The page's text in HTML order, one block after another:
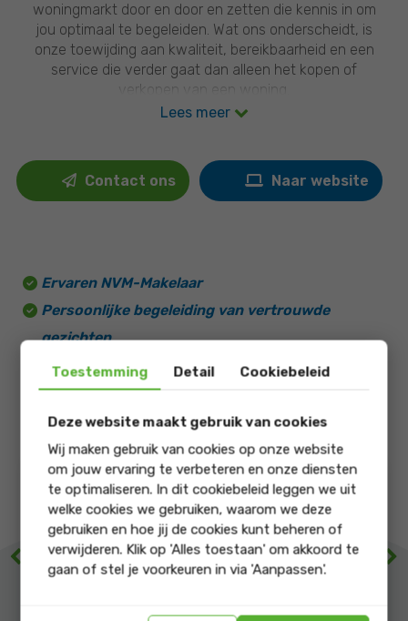
woningmarkt door en door en zetten die kennis in om
jou optimaal te begeleiden. Wat ons onderscheidt, is
onze toewijding aan kwaliteit, bereikbaarheid en een
service die verder gaat dan alleen het kopen of
verkopen van een woning.
Als NVM-makelaar werken wij volgens heldere
waarop je kunt vertrouwen. Tegelijk blijven we
betrokken en persoonlijk in onze aanpak. Dankzij onze
Lees meer
Contact ons Naar website
Ervaren NVM-Makelaar
Persoonlijke begeleiding van vertrouwde
gezichten
Actuele marktkennis én het beste resultaat
9.4
onze score op
Lokale
9.5
onze score op
Service en
Previous
Toestemming Detail Cookiebeleid
Deze website maakt gebruik van cookies
Wij maken gebruik van cookies op onze website
om jouw ervaring te verbeteren en onze diensten
te optimaliseren. In dit cookiebeleid leggen we uit
welke cookies we gebruiken, waarom we deze
gebruiken en hoe jij de cookies kunt beheren of
verwijderen. Klik op 'Alles toestaan' om akkoord te
gaan of stel je voorkeuren in via 'Aanpassen'.